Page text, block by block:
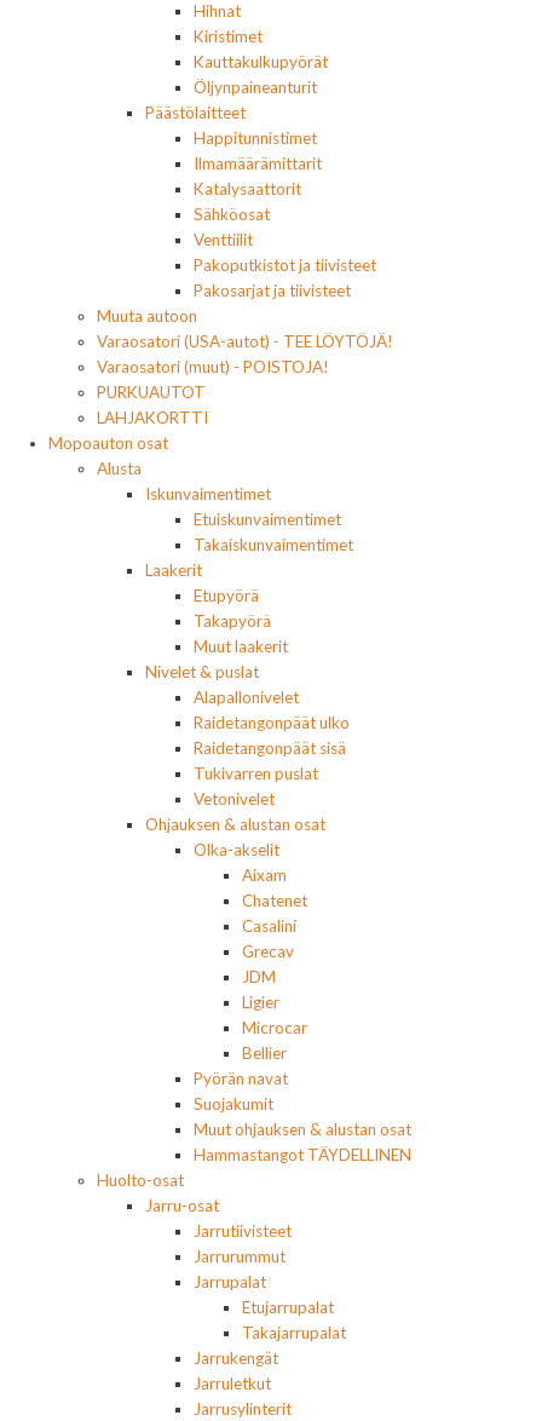
Hihnat
Kiristimet
Kauttakulkupyörät
Öljynpaineanturit
Päästölaitteet
Happitunnistimet
Ilmamäärämittarit
Katalysaattorit
Sähköosat
Venttiilit
Pakoputkistot ja tiivisteet
Pakosarjat ja tiivisteet
Muuta autoon
Varaosatori (USA-autot) - TEE LÖYTÖJÄ!
Varaosatori (muut) - POISTOJA!
PURKUAUTOT
LAHJAKORTTI
Mopoauton osat
Alusta
Iskunvaimentimet
Etuiskunvaimentimet
Takaiskunvaimentimet
Laakerit
Etupyörä
Takapyörä
Muut laakerit
Nivelet & puslat
Alapallonivelet
Raidetangonpäät ulko
Raidetangonpäät sisä
Tukivarren puslat
Vetonivelet
Ohjauksen & alustan osat
Olka-akselit
Aixam
Chatenet
Casalini
Grecav
JDM
Ligier
Microcar
Bellier
Pyörän navat
Suojakumit
Muut ohjauksen & alustan osat
Hammastangot TÄYDELLINEN
Huolto-osat
Jarru-osat
Jarrutiivisteet
Jarrurummut
Jarrupalat
Etujarrupalat
Takajarrupalat
Jarrukengät
Jarruletkut
Jarrusylinterit